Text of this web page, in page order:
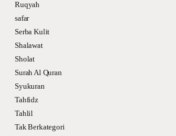
Ruqyah
safar
Serba Kulit
Shalawat
Sholat
Surah Al Quran
Syukuran
Tahfidz
Tahlil
Tak Berkategori